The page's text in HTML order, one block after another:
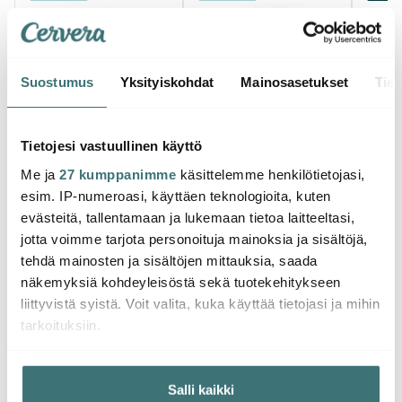
Suostumus Yksityiskohdat Mainosasetukset
Tietojesi vastuullinen käyttö
Me ja 27 kumppanimme käsittelemme henkilötietojasi,
esim. IP-numeroasi, käyttäen teknologioita, kuten
evästeitä, tallentamaan ja lukemaan tietoa laitteeltasi,
jotta voimme tarjota personoituja mainoksia ja sisältöjä,
tehdä mainosten ja sisältöjen mittauksia, saada
näkemyksiä kohdeyleisöstä sekä tuotekehitykseen
liittyvistä syistä. Voit valita, kuka käyttää tietojasi ja mihin
tarkoituksiin.
Jos sallit, haluamme myös tehdä seuraavia:
Kerätä tietoja maantieteellisestä sijainnistasi,
Salli kaikki
Raw
High Speed
Tehosekoitin X 4,0
Turbo 2380 W Musta
294.00 €
Muutama jäljellä
Raw
High Speed
Tehosekoitin X1000
Musta
197.00 €
Muutama jäljellä
Saatat pitää myös näistä